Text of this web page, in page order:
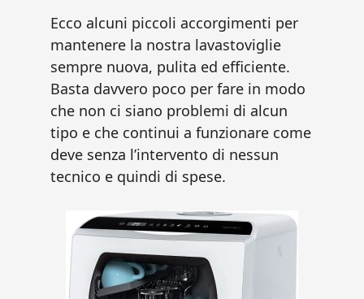
Ecco alcuni piccoli accorgimenti per
mantenere la nostra lavastoviglie
sempre nuova, pulita ed efficiente.
Basta davvero poco per fare in modo
che non ci siano problemi di alcun
tipo e che continui a funzionare come
deve senza l’intervento di nessun
tecnico e quindi di spese.